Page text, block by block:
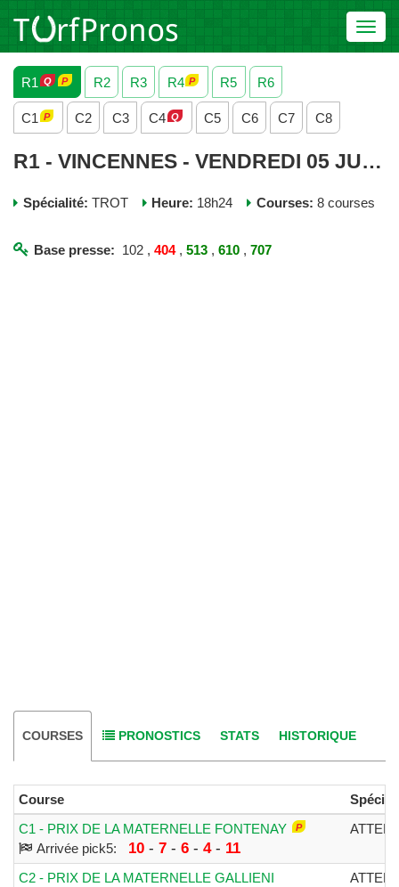
R1
R2 R3 R4 R5 R6
C1 C2 C3 C4 C5 C6 C7 C8
R1 - VINCENNES - VENDREDI 05 JUIN 2026
Spécialité: TROT Heure: 18h24 Courses: 8 courses
Base presse: 102 ,404,513 ,610 ,707
COURSES PRONOSTICS STATS HISTORIQUE
Course
Spécial.
C1 - PRIX DE LA MATERNELLE FONTENAY
Arrivée pick5:
10- 7- 6- 4- 11
ATTELE
C2 - PRIX DE LA MATERNELLE GALLIENI
ATTELE